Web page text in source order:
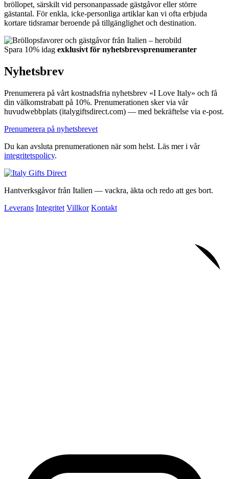
bröllopet, särskilt vid personanpassade gästgåvor eller större
gästantal. För enkla, icke-personliga artiklar kan vi ofta erbjuda
kortare tidsramar beroende på tillgänglighet och destination.
Spara 10% idag exklusivt för nyhetsbrevsprenumeranter
Nyhetsbrev
Prenumerera på vårt kostnadsfria nyhetsbrev «I Love Italy» och få
din välkomstrabatt på 10%. Prenumerationen sker via vår
huvudwebbplats (italygiftsdirect.com) — med bekräftelse via e-post.
Prenumerera på nyhetsbrevet
Du kan avsluta prenumerationen när som helst. Läs mer i vår
integritetspolicy.
Hantverksgåvor från Italien — vackra, äkta och redo att ges bort.
Leverans Integritet Villkor Kontakt